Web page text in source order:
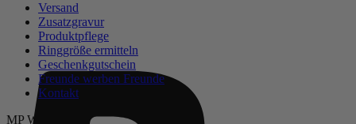
Versand
Zusatzgravur
Produktpflege
Ringgröße ermitteln
Geschenkgutschein
Freunde werben Freunde
Kontakt
MP Welt